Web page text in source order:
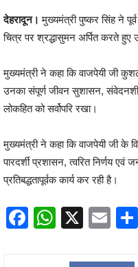
देहरादून। मुख्यमंत्री पुष्कर सिंह ने
चित्र पर श्रद्धासुमन अर्पित करते हुए
मुख्यमंत्री ने कहा कि वाजपेयी जी
उनका संपूर्ण जीवन सुशासन,
लोकहित को सर्वोपरि रखा।
मुख्यमंत्री ने कहा कि वाजपेयी जी के
पारदर्शी प्रशासन, त्वरित निर्णय एवं
प्रतिबद्धतापूर्वक कार्य कर रही है।
Facebook
X